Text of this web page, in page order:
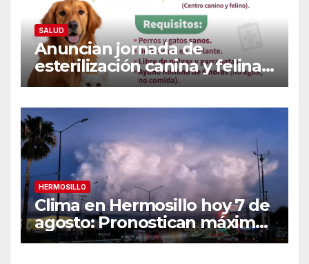
SALUD
Anuncian jornada de
esterilización canina y felina
en Guaymas este 7 de
y sede
HERMOSILLO
Clima en Hermosillo hoy 7 de
agosto: Pronostican máxima
de 42°C, sensación térmica